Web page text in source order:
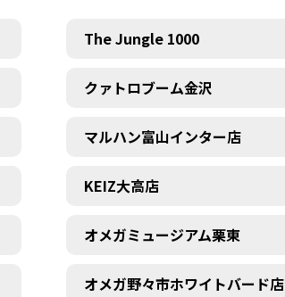
The Jungle 1000
クァトロブーム金沢
マルハン富山インター店
KEIZ大高店
オメガミュージアム栗東
オメガ野々市ホワイトバード店